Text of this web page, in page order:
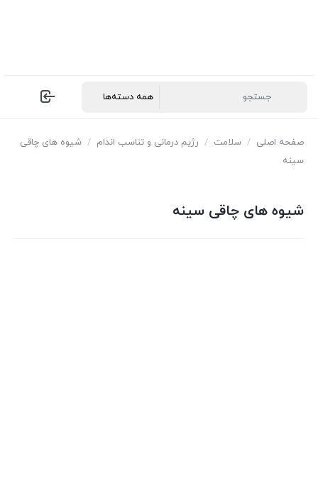
صفحه اصلی / سلامت / رژیم درمانی و تناسب اندام / شیوه های چاقی
سینه
شیوه های چاقی سینه